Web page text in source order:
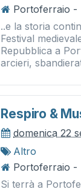
Portoferraio -
..e la storia
Festival
Repubblica a
arcieri,
Respiro &
domenica 22
Altro
Portoferraio -
Si terrà a